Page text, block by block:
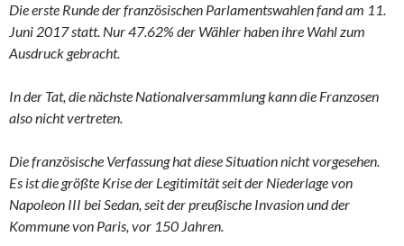
Die erste Runde der französischen Parlamentswahlen fand am 11.
Juni 2017 statt. Nur 47.62% der Wähler haben ihre Wahl zum
Ausdruck gebracht.
In der Tat, die nächste Nationalversammlung kann die Franzosen
also nicht vertreten.
Die französische Verfassung hat diese Situation nicht vorgesehen.
Es ist die größte Krise der Legitimität seit der Niederlage von
Napoleon III bei Sedan, seit der preußische Invasion und der
Kommune von Paris, vor 150 Jahren.